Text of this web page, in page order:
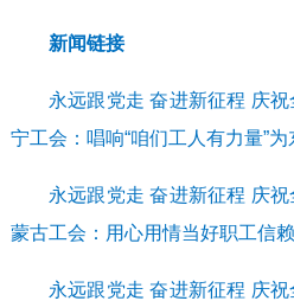
新闻链接
永远跟党走 奋进新征程 庆
宁工会：唱响“咱们工人有力量”
永远跟党走 奋进新征程 庆
蒙古工会：用心用情当好职工信赖
永远跟党走 奋进新征程 庆